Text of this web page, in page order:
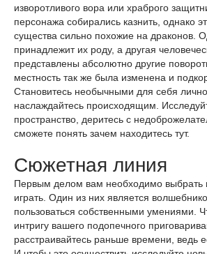
изворотливого вора или храброго
персонажа собирались казнить, однако
существа сильно похожие на драконов.
принадлежит их роду, а другая
представлены абсолютно другие
местность так же была изменена и
Становитесь необычными для себя
наслаждайтесь происходящим.
пространство, деритесь с
сможете понять зачем находитесь тут.
Сюжетная линия
Первым делом вам необходимо выбрать
играть. Один из них является
пользоваться собственными умениями.
интригу вашего подопечного
расстраивайтесь раньше времени, ведь